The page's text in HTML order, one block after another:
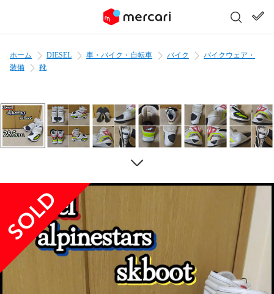
ホーム DIESEL 車・バイク・自転車 バイク
バイクウェア・
装備
靴